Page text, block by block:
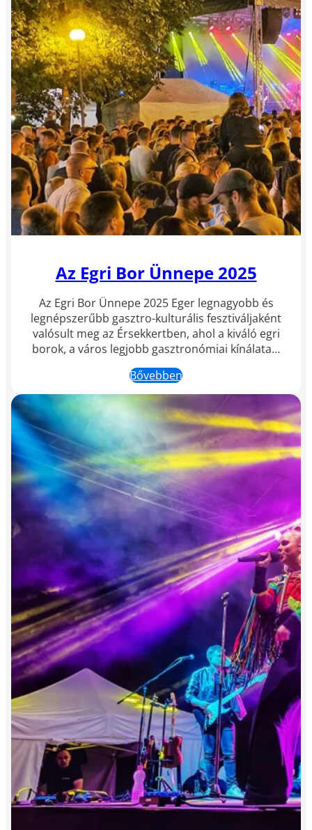
Az Egri Bor Ünnepe 2025
Az Egri Bor Ünnepe 2025 Eger legnagyobb és
legnépszerűbb gasztro-kulturális fesztiváljaként
valósult meg az Érsekkertben, ahol a kiváló egri
borok, a város legjobb gasztronómiai kínálata…
Bővebben